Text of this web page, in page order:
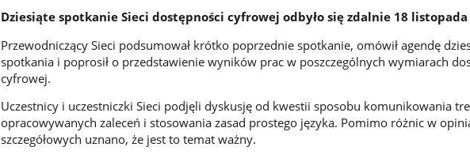
Dziesiąte spotkanie Sieci dostępności cyfrowej odbyło się zdalnie 18 listopada
Przewodniczący Sieci podsumował krótko poprzednie spotkanie, omówił agendę
spotkania i poprosił o przedstawienie wyników prac w poszczególnych wymiarach
cyfrowej.
Uczestnicy i uczestniczki Sieci podjęli dyskusję od kwestii sposobu komunikowania
opracowywanych zaleceń i stosowania zasad prostego języka. Pomimo różnic w
szczegółowych uznano, że jest to temat ważny.